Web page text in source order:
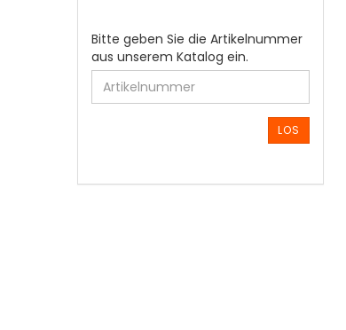
BITTE
GEBEN
SIE
DIE
ARTIKELNUMMER
EIN.
Bitte geben Sie die Artikelnummer
aus unserem Katalog ein.
LOS